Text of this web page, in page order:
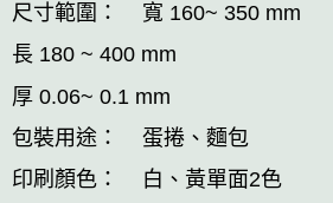
尺寸範圍： 寬 160~ 350 mm
長 180 ~ 400 mm
厚 0.06~ 0.1 mm
包裝用途： 蛋捲、麵包
印刷顏色： 白、黃單面2色